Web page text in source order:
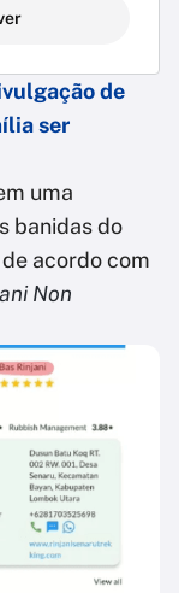
de
ser
uma
banidas do
acordo com
Non